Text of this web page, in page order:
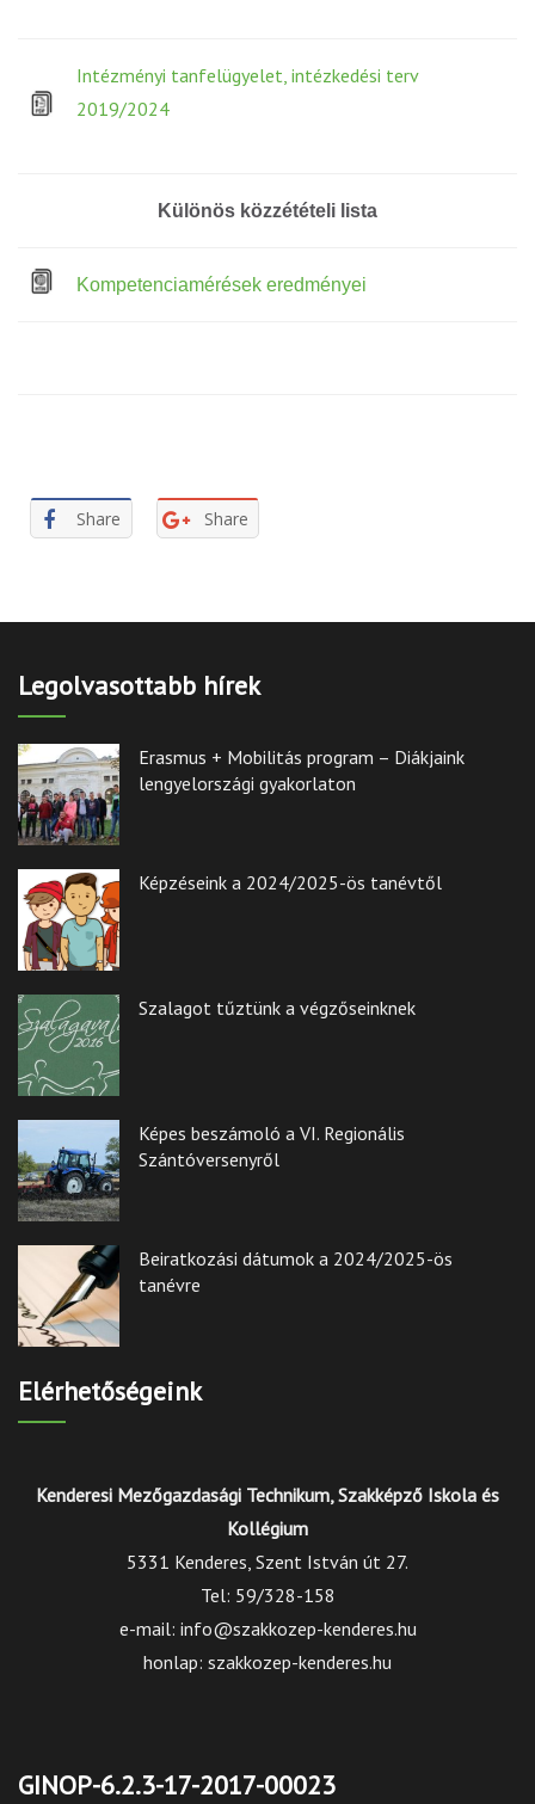
Intézményi tanfelügyelet, intézkedési terv
2019/2024
Különös közzétételi lista
Kompetenciamérések eredményei
Share Share
Legolvasottabb hírek
Erasmus + Mobilitás program – Diákjaink
lengyelországi gyakorlaton
Képzéseink a 2024/2025-ös tanévtől
Szalagot tűztünk a végzőseinknek
Képes beszámoló a VI. Regionális
Szántóversenyről
Beiratkozási dátumok a 2024/2025-ös
tanévre
Elérhetőségeink
Kenderesi Mezőgazdasági Technikum, Szakképző Iskola és
Kollégium
5331 Kenderes, Szent István út 27.
Tel: 59/328-158
e-mail: info@szakkozep-kenderes.hu
honlap: szakkozep-kenderes.hu
GINOP-6.2.3-17-2017-00023